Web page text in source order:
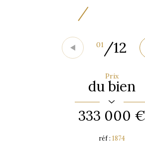
01 /12
Prix
du bien
333 000 €
réf : 1874